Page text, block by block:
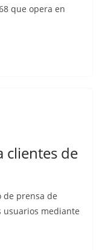
que opera en
clientes de
de prensa de
usuarios mediante